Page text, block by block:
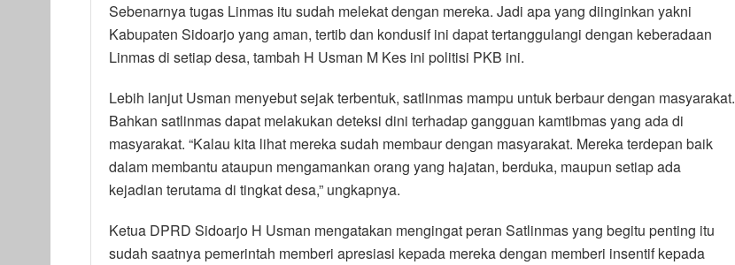
Sebenarnya tugas Linmas itu sudah melekat dengan mereka. Jadi apa yang diinginkan yakni
Kabupaten Sidoarjo yang aman, tertib dan kondusif ini dapat tertanggulangi dengan keberadaan
Linmas di setiap desa, tambah H Usman M Kes ini politisi PKB ini.
Lebih lanjut Usman menyebut sejak terbentuk, satlinmas mampu untuk berbaur dengan masyarakat.
Bahkan satlinmas dapat melakukan deteksi dini terhadap gangguan kamtibmas yang ada di
masyarakat. “Kalau kita lihat mereka sudah membaur dengan masyarakat. Mereka terdepan baik
dalam membantu ataupun mengamankan orang yang hajatan, berduka, maupun setiap ada
kejadian terutama di tingkat desa,” ungkapnya.
Ketua DPRD Sidoarjo H Usman mengatakan mengingat peran Satlinmas yang begitu penting itu
sudah saatnya pemerintah memberi apresiasi kepada mereka dengan memberi insentif kepada